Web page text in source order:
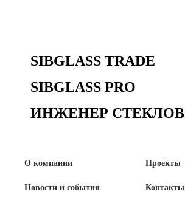
SIBGLASS TRADE
SIBGLASS PRO
ИНЖЕНЕР СТЕКЛОВ
О компании
Новости и события
Проекты
Контакты